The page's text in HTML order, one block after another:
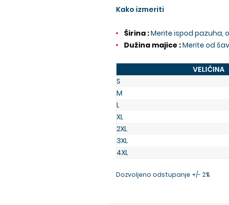
Kako izmeriti
Širina :Merite ispod pazuha,
Dužina majice :Merite od
VELIČINA
S
M
L
XL
2XL
3XL
4XL
Dozvoljeno odstupanje +/- 2%